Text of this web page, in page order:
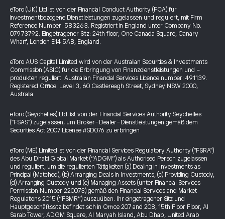
eToro (UK) Ltd ist von der Financial Conduct Authority (FCA) für
investmentbezogene Dienstleistungen zugelassen und reguliert, mit Firm
Reference Number: 583263. Registriert in England unter Company No.
07973792. Eingetragener Sitz: 24th floor, One Canada Square, Canary
Wharf, London E14 5AB, England.
eToro AUS Capital Limited wird von der Australian Securities & Investments
Commission (ASIC) für die Erbringung von Finanzdienstleistungen und -
produkten reguliert. Australian Financial Services Licence number: 491139.
Registered Office: Level 3, 60 Castlereagh Street, Sydney NSW 2000,
Australia
eToro (Seychelles) Ltd. ist von der Financial Services Authority Seychelles
("FSAS") zugelassen, um Broker-Dealer-Dienstleistungen gemäß dem
Securities Act 2007 License #SD076 zu erbringen
eToro (ME) Limited ist von der Financial Services Regulatory Authority ("FSRA")
des Abu Dhabi Global Market (“ADGM”) als Authorised Person zugelassen
und reguliert, um die regulierten Tätigkeiten (a) Dealing in Investments as
Principal (Matched), (b) Arranging Deals in Investments, (c) Providing Custody,
(d) Arranging Custody und (e) Managing Assets (unter Financial Services
Permission Number 220073) gemäß den Financial Services and Market
Regulations 2015 (“FSMR”) auszuüben. Ihr eingetragener Sitz und
Hauptgeschäftssitz befindet sich in Office 207 and 208, 15th Floor Floor, Al
Sarab Tower, ADGM Square, Al Maryah Island, Abu Dhabi, United Arab